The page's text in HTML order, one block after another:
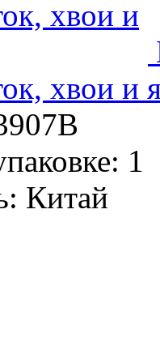
хвои и
1
Китай